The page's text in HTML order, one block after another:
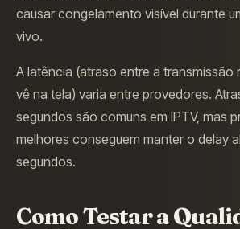
causar congelamento visível durante
vivo.
A latência (atraso entre a transmissão
vê na tela) varia entre provedores.
segundos são comuns em IPTV, mas
melhores conseguem manter o delay
segundos.
Como Testar a